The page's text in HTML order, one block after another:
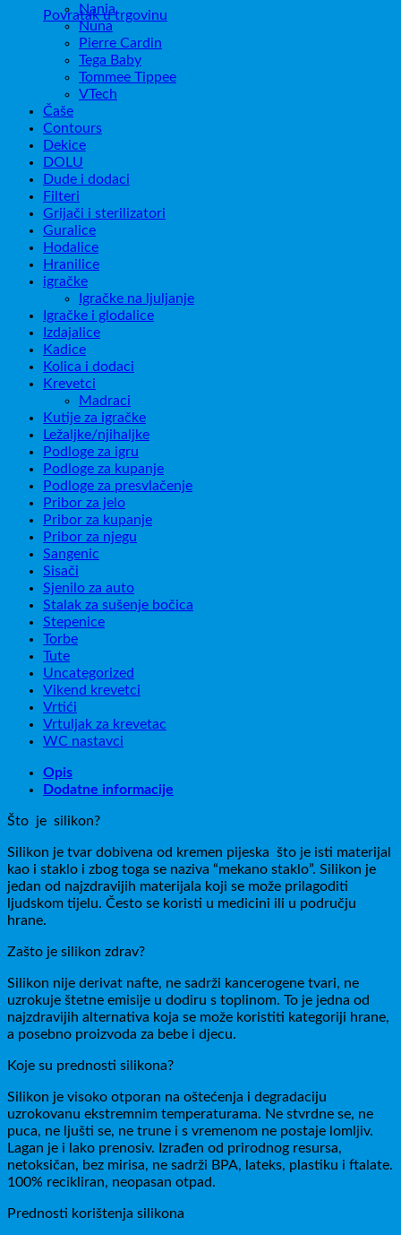
Povratak u trgovinu
Nania
Nuna
Pierre Cardin
Tega Baby
Tommee Tippee
VTech
Čaše
Contours
Dekice
DOLU
Dude i dodaci
Filteri
Grijači i sterilizatori
Guralice
Hodalice
Hranilice
igračke
Igračke na ljuljanje
Igračke i glodalice
Izdajalice
Kadice
Kolica i dodaci
Krevetci
Madraci
Kutije za igračke
Ležaljke/njihaljke
Podloge za igru
Podloge za kupanje
Podloge za presvlačenje
Pribor za jelo
Pribor za kupanje
Pribor za njegu
Sangenic
Sisači
Sjenilo za auto
Stalak za sušenje bočica
Stepenice
Torbe
Tute
Uncategorized
Vikend krevetci
Vrtići
Vrtuljak za krevetac
WC nastavci
Opis
Dodatne informacije
Što je silikon?
Silikon je tvar dobivena od kremen pijeska što je isti materijal
kao i staklo i zbog toga se naziva “mekano staklo”. Silikon je
jedan od najzdravijih materijala koji se može prilagoditi
ljudskom tijelu. Često se koristi u medicini ili u području
hrane.
Zašto je silikon zdrav?
Silikon nije derivat nafte, ne sadrži kancerogene tvari, ne
uzrokuje štetne emisije u dodiru s toplinom. To je jedna od
najzdravijih alternativa koja se može koristiti kategoriji hrane,
a posebno proizvoda za bebe i djecu.
Koje su prednosti silikona?
Silikon je visoko otporan na oštećenja i degradaciju
uzrokovanu ekstremnim temperaturama. Ne stvrdne se, ne
puca, ne ljušti se, ne trune i s vremenom ne postaje lomljiv.
Lagan je i lako prenosiv. Izrađen od prirodnog resursa,
netoksičan, bez mirisa, ne sadrži BPA, lateks, plastiku i ftalate.
100% recikliran, neopasan otpad.
Prednosti korištenja silikona